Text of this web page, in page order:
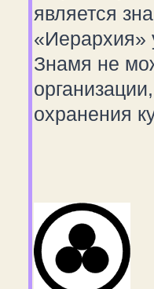
является
«Иерархия»
Знамя не
охранения